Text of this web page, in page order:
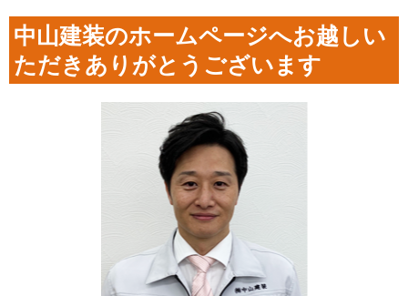
中山建装のホームページへお越しい
ただきありがとうございます